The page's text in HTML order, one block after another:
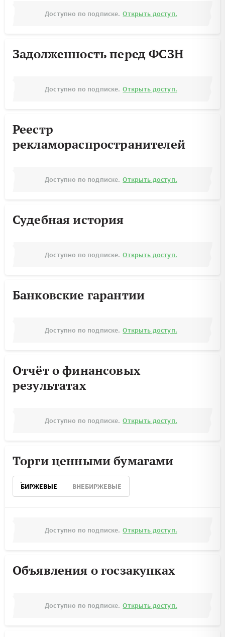
Доступно по подписке. Открыть доступ.
Задолженность перед ФСЗН
Доступно по подписке. Открыть доступ.
Реестр
рекламораспространителей
Доступно по подписке. Открыть доступ.
Судебная история
Доступно по подписке. Открыть доступ.
Банковские гарантии
Доступно по подписке. Открыть доступ.
Отчёт о финансовых
результатах
Доступно по подписке. Открыть доступ.
Торги ценными бумагами
БИРЖЕВЫЕ ВНЕБИРЖЕВЫЕ
Доступно по подписке. Открыть доступ.
Объявления о госзакупках
Доступно по подписке. Открыть доступ.